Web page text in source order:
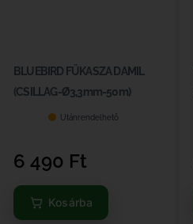
BLUEBIRD FŰKASZA DAMIL
(CSILLAG-Ø3,3mm-50m)
Utánrendelhető
6 490 Ft
Kosárba